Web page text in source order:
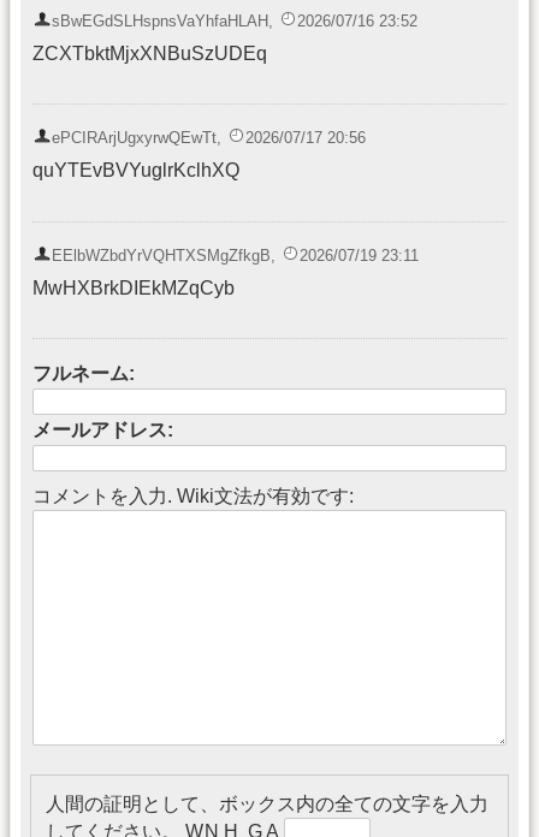
sBwEGdSLHspnsVaYhfaHLAH 2026/07/16 23:52
ZCXTbktMjxXNBuSzUDEq
ePCIRArjUgxyrwQEwTt, 2026/07/17 20:56
quYTEvBVYuglrKclhXQ
EElbWZbdYrVQHTXSMgZfkgB, 2026/07/19 23:11
MwHXBrkDIEkMZqCyb
フルネーム:
メールアドレス:
コメントを入力. Wiki文法が有効です:
人間の証明として、ボックス内の全ての文字を入力
してください。
W N H G A